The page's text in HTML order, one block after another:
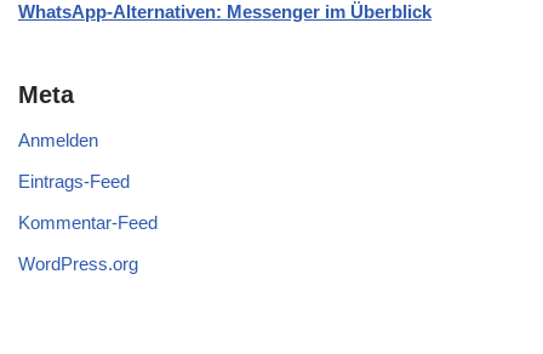
WhatsApp-Alternativen: Messenger im Überblick
Meta
Anmelden
Eintrags-Feed
Kommentar-Feed
WordPress.org